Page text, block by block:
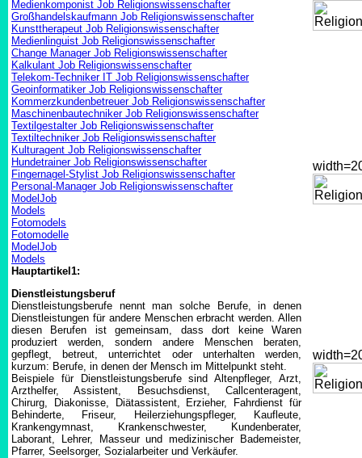
Medienkomponist Job Religionswissenschafter
Großhandelskaufmann Job Religionswissenschafter
Kunsttherapeut Job Religionswissenschafter
Medienlinguist Job Religionswissenschafter
Change Manager Job Religionswissenschafter
Kalkulant Job Religionswissenschafter
Telekom-Techniker IT Job Religionswissenschafter
Geoinformatiker Job Religionswissenschafter
Kommerzkundenbetreuer Job Religionswissenschafter
Maschinenbautechniker Job Religionswissenschafter
Textilgestalter Job Religionswissenschafter
Textiltechniker Job Religionswissenschafter
Kulturagent Job Religionswissenschafter
Hundetrainer Job Religionswissenschafter
Fingernagel-Stylist Job Religionswissenschafter
Personal-Manager Job Religionswissenschafter
ModelJob
Models
Fotomodels
Fotomodelle
ModelJob
Models
Hauptartikel1:
Dienstleistungsberuf
Dienstleistungsberufe nennt man solche Berufe, in denen
Dienstleistungen für andere Menschen erbracht werden. Allen
diesen Berufen ist gemeinsam, dass dort keine Waren
produziert werden, sondern andere Menschen beraten,
gepflegt, betreut, unterrichtet oder unterhalten werden,
kurzum: Berufe, in denen der Mensch im Mittelpunkt steht.
Beispiele für Dienstleistungsberufe sind Altenpfleger, Arzt,
Arzthelfer, Assistent, Besuchsdienst, Callcenteragent,
Chirurg, Diakonisse, Diätassistent, Erzieher, Fahrdienst für
Behinderte, Friseur, Heilerziehungspfleger, Kaufleute,
Krankengymnast, Krankenschwester, Kundenberater,
Laborant, Lehrer, Masseur und medizinischer Bademeister,
Pfarrer, Seelsorger, Sozialarbeiter und Verkäufer.